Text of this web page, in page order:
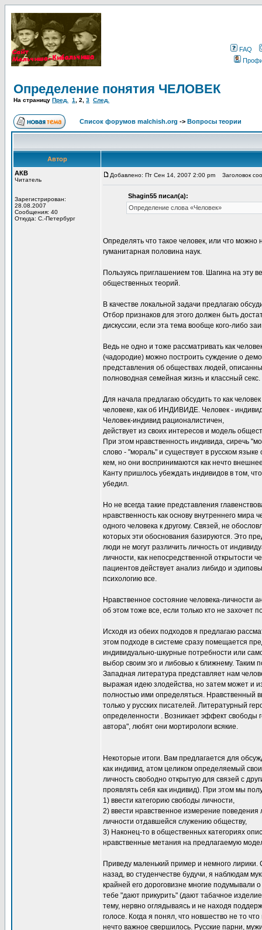
FAQ
Определение понятия ЧЕЛОВЕК
На страницу Пред. 1 2 3 След.
Список форумов malchish.org -> Вопросы теории
Автор
АКВ
Читатель
Зарегистрирован:
28.08.2007
Сообщения: 40
Откуда: С.-Петербург
Добавлено: Пт Сен 14, 2007 2:00 pm Заголовок
Shagin55 писал(а):
Определение слова «Человек»
Определять что такое человек, или что
гуманитарная половина наук.
Пользуясь приглашением тов. Шагина на эту
общественных теорий.
В качестве локальной задачи предлагаю
Отбор признаков для этого должен быть
дискуссии, если эта тема вообще кого-либо
Ведь не одно и тоже рассматривать как
(чадородие) можно построить суждение о
представления об обществах людей,
полноводная семейная жизнь и классный секс.
Для начала предлагаю обсудить то как
человеке, как об ИНДИВИДЕ. Человек -
Человек-индивид рационалистичен,
действует из своих интересов и модель
При этом нравственность индивида, сиречь
слово - "мораль" и существует в русском
кем, но они воспринимаются как нечто
Канту пришлось убеждать индивидов в том,
убедил.
Но не всегда такие представления
нравственность как основу внутреннего мира
одного человека к другому. Связей, не
которых эти обоснования базируются. Это
люди не могут различить личность от
личности, как непосредственной открытости
пациентов действует анализ либидо и
психологию все.
Нравственное состояние человека-личности
об этом тоже все, если только кто не захочет
Исходя из обеих подходов я предлагаю
этом подходе в системе сразу помещается
индивидуально-шкурные потребности или
выбор своим эго и либовью к ближнему. Таким
Западная литература представляет нам
выражая идею злодейства, но затем может и
полностью ими определяться. Нравственный
только у русских писателей. Литературный
определенности . Возникает эффект свободы
автора", любят они мортирологи всякие.
Некоторые итоги. Вам предлагается для
как индивид, атом целиком определяемый
личность свободно открытую для связей с
проявлять себя как индивид). При этом мы
1) ввести категорию свободы личности,
2) ввести нравственное измерение
личности отдавшейся служению обществу,
3) Наконец-то в общественных категориях
нравственные метания на предлагаемую
Приведу маленький пример и немного
назад, во студенчестве будучи, я наблюдам
крайней его дороговизне многие подумывали
тебе "дают прикурить" (дают табачное
тему, нервно оглядываясь и не находя
голосе. Когда я понял, что новшество не то
нечто важное свершилось. Русские парни,